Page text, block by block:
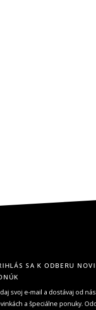
SA K ODBERU
svoj e-mail a dostávaj od
a špeciálne ponuky.